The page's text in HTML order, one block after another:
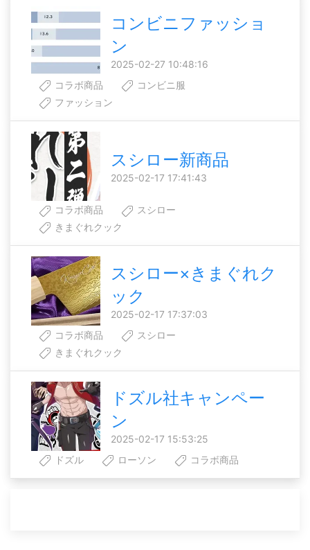
コンビニファッショ
ン
2025-02-27 10:48:16
コラボ商品
コンビニ服
ファッション
スシロー新商品
2025-02-17 17:41:43
コラボ商品
スシロー
きまぐれクック
スシロー×きまぐれク
ック
2025-02-17 17:37:03
コラボ商品
スシロー
きまぐれクック
ドズル社キャンペー
ン
2025-02-17 15:53:25
ドズル
ローソン コラボ商品